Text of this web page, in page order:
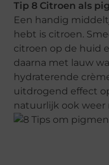
Tip 8 Citroen als
Een handig
hebt is citroen.
citroen op de huid
daarna met lauw
hydraterende
uitdrogend effect
natuurlijk ook weer